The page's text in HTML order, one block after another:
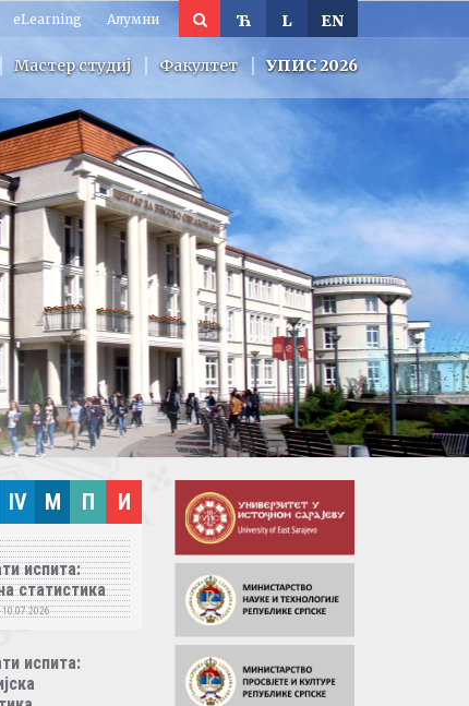
EN
L
Ћ
eLearning Алумни
Мастер студиј Факултет УПИС 2026
IV M П И
испита:
статистика
испита: